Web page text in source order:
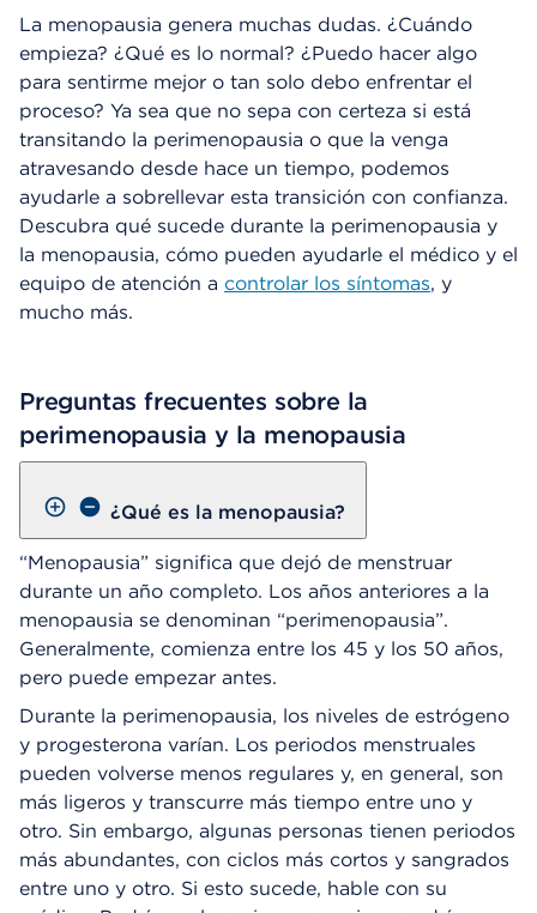
La menopausia genera muchas dudas. ¿Cuándo
empieza? ¿Qué es lo normal? ¿Puedo hacer algo
para sentirme mejor o tan solo debo enfrentar el
proceso? Ya sea que no sepa con certeza si está
transitando la perimenopausia o que la venga
atravesando desde hace un tiempo, podemos
ayudarle a sobrellevar esta transición con confianza.
Descubra qué sucede durante la perimenopausia y
la menopausia, cómo pueden ayudarle el médico y el
equipo de atención a controlar los síntomas, y
mucho más.
Preguntas frecuentes sobre la
perimenopausia y la menopausia
¿Qué es la menopausia?
“Menopausia” significa que dejó de menstruar
durante un año completo. Los años anteriores a la
menopausia se denominan “perimenopausia”.
Generalmente, comienza entre los 45 y los 50 años,
pero puede empezar antes.
Durante la perimenopausia, los niveles de estrógeno
y progesterona varían. Los periodos menstruales
pueden volverse menos regulares y, en general, son
más ligeros y transcurre más tiempo entre uno y
otro. Sin embargo, algunas personas tienen periodos
más abundantes, con ciclos más cortos y sangrados
entre uno y otro. Si esto sucede, hable con su